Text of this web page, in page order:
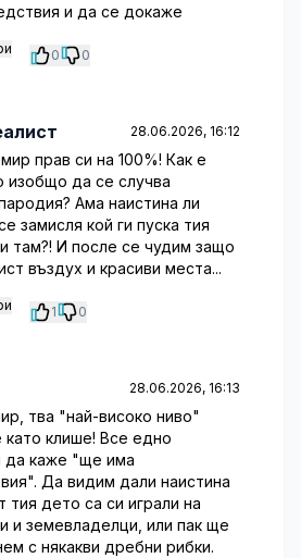
и да се докаже
0 0
28.06.2026, 16:12
прав си на 100%! Как е
изобщо да се случва
Ама наистина ли
замисля кой ги пуска тия
там?! И после се чудим защо
въздух и красиви места...
1 0
28.06.2026, 16:13
тва "най-високо ниво"
като клише! Все едно
да каже "ще има
Да видим дали наистина
тия дето са си играли на
и земевладелци, или пак ще
с някакви дребни рибки.